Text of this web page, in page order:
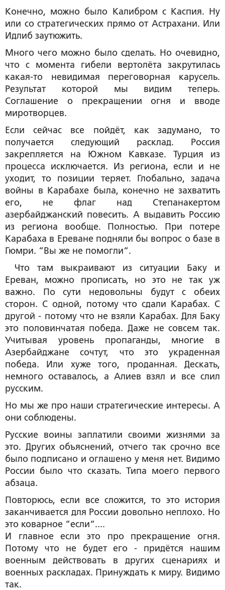
Конечно, можно было Калибром с Каспия. Ну
или со стратегических прямо от Астрахани. Или
Идлиб заутюжить.
Много чего можно было сделать. Но очевидно,
что с момента гибели вертолёта закрутилась
какая-то невидимая переговорная карусель.
Результат которой мы видим теперь.
Соглашение о прекращении огня и вводе
миротворцев.
Если сейчас все пойдёт, как задумано, то
получается следующий расклад. Россия
закрепляется на Южном Кавказе. Турция из
процесса исключается. Из региона, если и не
уходит, то позиции теряет. Глобально, задача
войны в Карабахе была, конечно не захватить
его, не флаг над Степанакертом
азербайджанский повесить. А выдавить Россию
из региона вообще. Полностью. При потере
Карабаха в Ереване подняли бы вопрос о базе в
Гюмри. “Вы же не помогли“.
Что там выкраивают из ситуации Баку и
Ереван, можно прописать, но это не так уж
важно. По сути недовольны будут с обеих
сторон. С одной, потому что сдали Карабах. С
другой - потому что не взяли Карабах. Для Баку
это половинчатая победа. Даже не совсем так.
Учитывая уровень пропаганды, многие в
Азербайджане сочтут, что это украденная
победа. Или хуже того, проданная. Дескать,
немного оставалось, а Алиев взял и все слил
русским.
Но мы же про наши стратегические интересы. А
они соблюдены.
Русские воины заплатили своими жизнями за
это. Других объяснений, отчего так срочно все
было подписано и оглашено у меня нет. Видимо
России было что сказать. Типа моего первого
абзаца.
Повторюсь, если все сложится, то это история
заканчивается для России довольно неплохо. Но
это коварное “если“....
И главное если это про прекращение огня.
Потому что не будет его - придётся нашим
военным действовать в других сценариях и
военных раскладах. Принуждать к миру. Видимо
так.